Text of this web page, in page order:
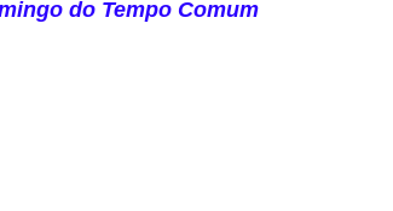
do Tempo Comum